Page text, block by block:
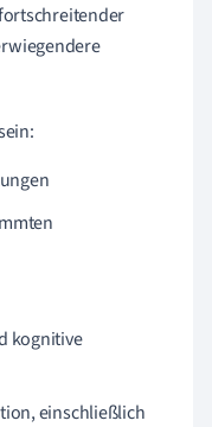
kognitive
einschließlich